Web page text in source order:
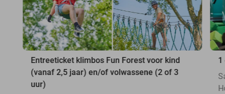
Entreeticket klimbos Fun Forest voor kind
(vanaf 2,5 jaar) en/of volwassene (2 of 3
uur)
1